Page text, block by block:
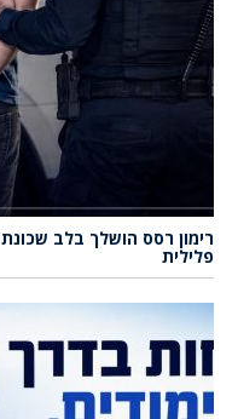
רימון רסס הושלך בלב
פלילית